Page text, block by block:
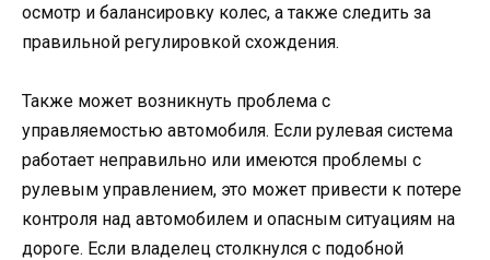
осмотр и балансировку колес, а также следить за
правильной регулировкой схождения.
Также может возникнуть проблема с
управляемостью автомобиля. Если рулевая система
работает неправильно или имеются проблемы с
рулевым управлением, это может привести к потере
контроля над автомобилем и опасным ситуациям на
дороге. Если владелец столкнулся с подобной